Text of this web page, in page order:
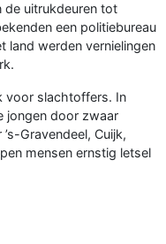
uitrukdeuren tot
een politiebureau
land werden vernielingen
voor slachtoffers. In
jongen door zwaar
Gravendeel, Cuijk,
mensen ernstig letsel